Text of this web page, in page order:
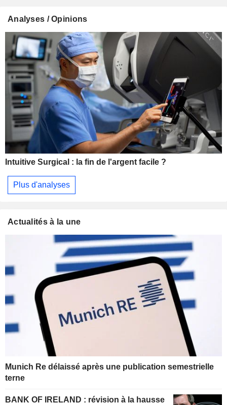
Analyses / Opinions
Intuitive Surgical : la fin de l'argent facile ?
Plus d'analyses
Actualités à la une
Munich Re délaissé après une publication semestrielle
terne
BANK OF IRELAND : révision à la hausse